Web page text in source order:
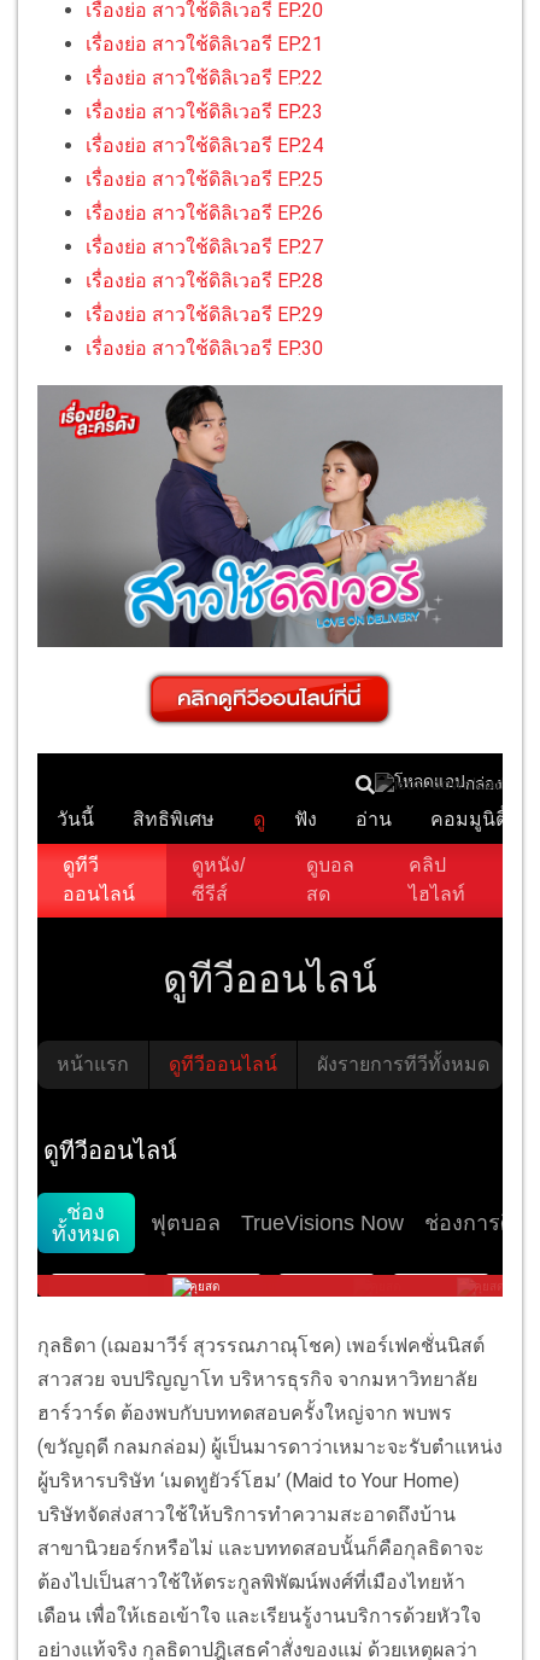
เรื่องย่อ สาวใช้ดิลิเวอรี EP.20
เรื่องย่อ สาวใช้ดิลิเวอรี EP.21
เรื่องย่อ สาวใช้ดิลิเวอรี EP.22
เรื่องย่อ สาวใช้ดิลิเวอรี EP.23
เรื่องย่อ สาวใช้ดิลิเวอรี EP.24
เรื่องย่อ สาวใช้ดิลิเวอรี EP.25
เรื่องย่อ สาวใช้ดิลิเวอรี EP.26
เรื่องย่อ สาวใช้ดิลิเวอรี EP.27
เรื่องย่อ สาวใช้ดิลิเวอรี EP.28
เรื่องย่อ สาวใช้ดิลิเวอรี EP.29
เรื่องย่อ สาวใช้ดิลิเวอรี EP.30
กุลธิดา (เฌอมาวีร์ สุวรรณภาณุโชค) เพอร์เฟคชั่นนิสต์
สาวสวย จบปริญญาโท บริหารธุรกิจ จากมหาวิทยาลัย
ฮาร์วาร์ด ต้องพบกับบททดสอบครั้งใหญ่จาก พบพร
(ขวัญฤดี กลมกล่อม) ผู้เป็นมารดาว่าเหมาะจะรับตำแหน่ง
ผู้บริหารบริษัท ‘เมดทูยัวร์โฮม’ (Maid to Your Home)
บริษัทจัดส่งสาวใช้ให้บริการทำความสะอาดถึงบ้าน
สาขานิวยอร์กหรือไม่ และบททดสอบนั้นก็คือกุลธิดาจะ
ต้องไปเป็นสาวใช้ให้ตระกูลพิพัฒน์พงศ์ที่เมืองไทยห้า
เดือน เพื่อให้เธอเข้าใจ และเรียนรู้งานบริการด้วยหัวใจ
อย่างแท้จริง กุลธิดาปฎิเสธคำสั่งของแม่ ด้วยเหตุผลว่า